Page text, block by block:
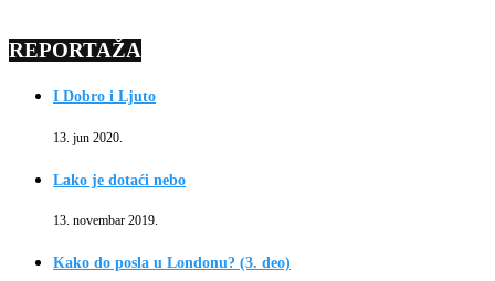
REPORTAŽA
I Dobro i Ljuto
13. jun 2020.
Lako je dotaći nebo
13. novembar 2019.
Kako do posla u Londonu? (3. deo)